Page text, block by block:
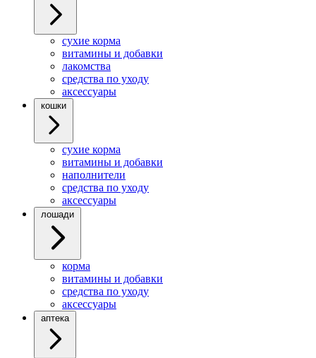
cухие корма
витамины и добавки
лакомства
средства по уходу
аксессуары
кошки
сухие корма
витамины и добавки
наполнители
средства по уходу
аксессуары
лошади
корма
витамины и добавки
средства по уходу
аксессуары
аптека